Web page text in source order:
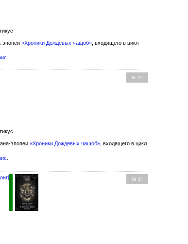
эпопеи«Хроники Дождевых чащоб» , входящего в цикл
№ 22
эпопеи«Хроники Дождевых чащоб» , входящего в цикл
№ 24